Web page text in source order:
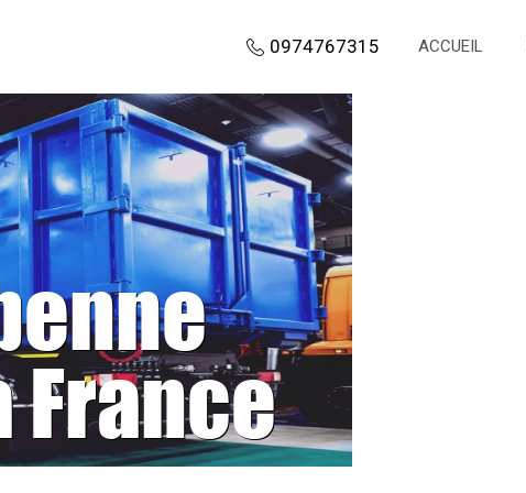
0974767315 ACCUEIL
France